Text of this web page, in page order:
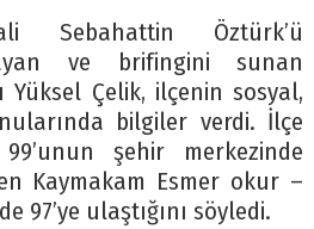
Sebahattin Öztürk’ü
ve brifingini sunan
Yüksel Çelik, ilçenin sosyal,
bilgiler verdi. İlçe
şehir merkezinde
Kaymakam Esmer okur –
97’ye ulaştığını söyledi.